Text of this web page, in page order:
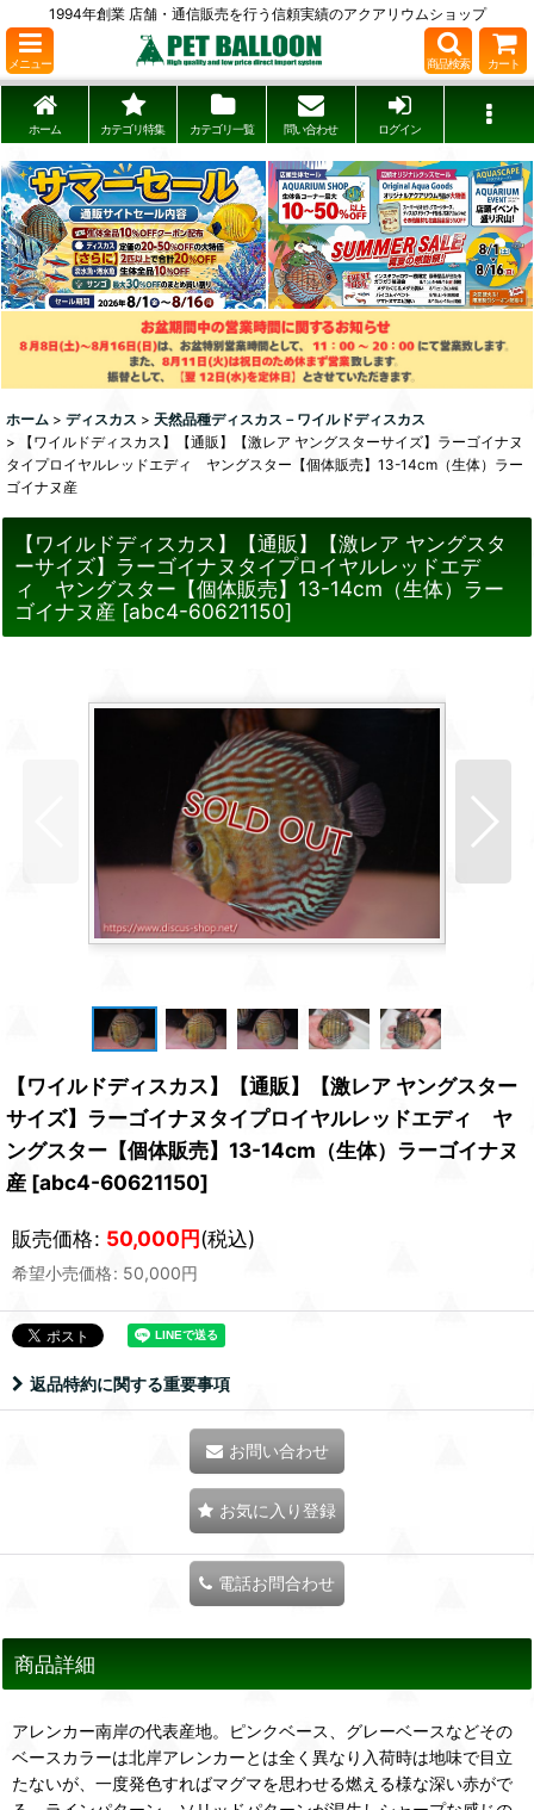
1994年創業 店舗・通信販売を行う信頼実績のアクアリウムショップ
メニュー 商品検索 カート
ホーム カテゴリ特集 カテゴリ一覧 問い合わせ ログイン
ホーム > ディスカス > 天然品種ディスカス－ワイルドディスカス
>
【ワイルドディスカス】【通販】【激レア ヤングスターサイズ】ラーゴイナヌ
タイプロイヤルレッドエディ ヤングスター【個体販売】13-14cm（生体）ラー
ゴイナヌ産
【ワイルドディスカス】【通販】【激レア ヤングスタ
ーサイズ】ラーゴイナヌタイプロイヤルレッドエデ
ィ ヤングスター【個体販売】13-14cm（生体）ラー
ゴイナヌ産 [abc4-60621150]
【ワイルドディスカス】【通販】【激レア ヤングスター
サイズ】ラーゴイナヌタイプロイヤルレッドエディ ヤ
ングスター【個体販売】13-14cm（生体）ラーゴイナヌ
産 [abc4-60621150]
販売価格: 50,000円(税込)
希望小売価格: 50,000円
返品特約に関する重要事項
お問い合わせ
お気に入り登録
電話お問合わせ
商品詳細
アレンカー南岸の代表産地。ピンクベース、グレーベースなどその
ベースカラーは北岸アレンカーとは全く異なり入荷時は地味で目立
たないが、一度発色すればマグマを思わせる燃える様な深い赤がで